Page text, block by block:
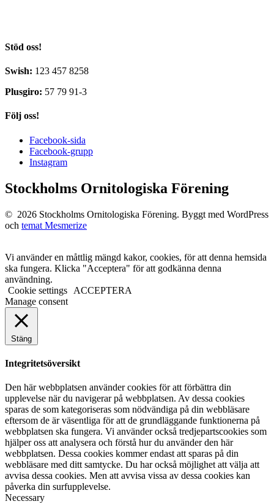
Stöd oss!
Swish: 123 457 8258
Plusgiro: 57 79 91-3
Följ oss!
Facebook-sida
Facebook-grupp
Instagram
Stockholms Ornitologiska Förening
© 2026 Stockholms Ornitologiska Förening. Byggt med WordPress
och temat Mesmerize
Vi använder en måttlig mängd kakor, cookies, för att denna hemsida
ska fungera. Klicka "Acceptera" för att godkänna denna
användning.
Cookie settings
ACCEPTERA
Manage consent
Stäng
Integritetsöversikt
Den här webbplatsen använder cookies för att förbättra din
upplevelse när du navigerar på webbplatsen. Av dessa cookies
sparas de som kategoriseras som nödvändiga på din webbläsare
eftersom de är väsentliga för att de grundläggande funktionerna på
webbplatsen ska fungera. Vi använder också tredjepartscookies som
hjälper oss att analysera och förstå hur du använder den här
webbplatsen. Dessa cookies kommer endast att sparas på din
webbläsare med ditt samtycke. Du har också möjlighet att välja att
avvisa dessa cookies. Men att avvisa vissa av dessa cookies kan
påverka din surfupplevelse.
Necessary